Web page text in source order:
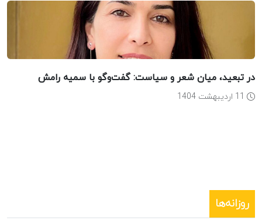
در تبعید، میان شعر و سیاست: گفت‌وگو با سمیه رامش
روزانه‌ها